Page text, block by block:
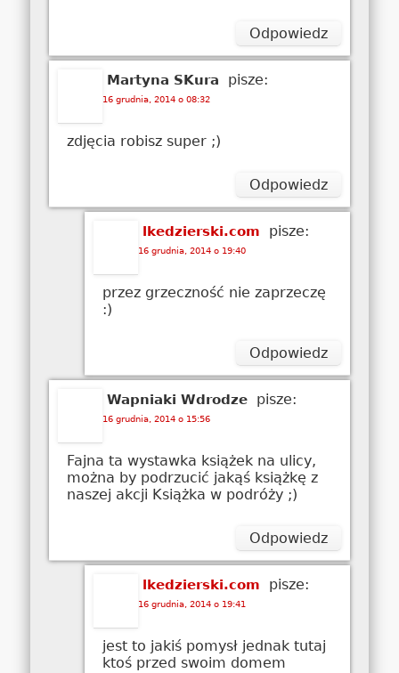
Odpowiedz
Martyna SKura pisze:
16 grudnia, 2014 o 08:32
zdjęcia robisz super ;)
Odpowiedz
lkedzierski.com pisze:
16 grudnia, 2014 o 19:40
przez grzeczność nie zaprzeczę
:)
Odpowiedz
Wapniaki Wdrodze pisze:
16 grudnia, 2014 o 15:56
Fajna ta wystawka książek na ulicy,
można by podrzucić jakąś książkę z
naszej akcji Książka w podróży ;)
Odpowiedz
lkedzierski.com pisze:
16 grudnia, 2014 o 19:41
jest to jakiś pomysł jednak tutaj
ktoś przed swoim domem